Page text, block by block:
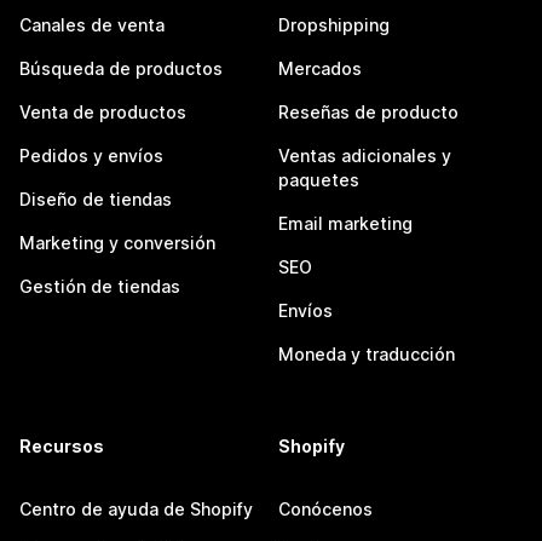
Canales de venta
Búsqueda de productos
Venta de productos
Pedidos y envíos
Diseño de tiendas
Marketing y conversión
Gestión de tiendas
Dropshipping
Mercados
Reseñas de producto
Ventas adicionales y
paquetes
Email marketing
SEO
Envíos
Moneda y traducción
Recursos
Centro de ayuda de Shopify
Shopify
Conócenos